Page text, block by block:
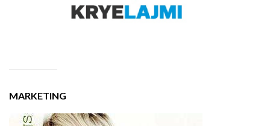
MARKETING